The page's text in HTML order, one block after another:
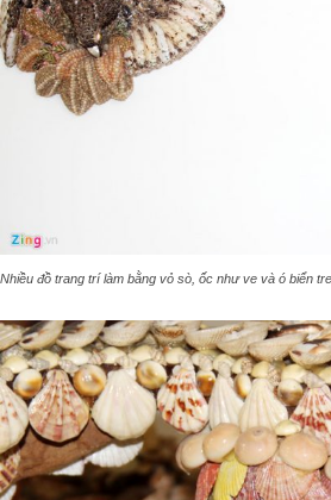
Nhiều đồ trang trí làm bằng vỏ sò, ốc như ve và ó biển